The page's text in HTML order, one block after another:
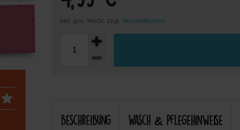
inkl. ges. MwSt. zzgl. Versandkosten
Beschreibung Wasch & Pflegehinweise